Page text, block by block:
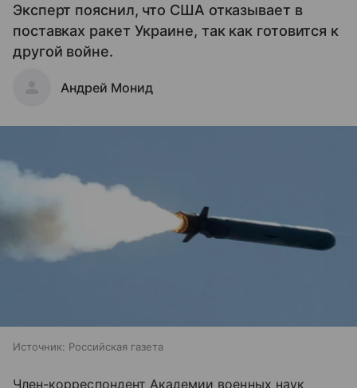
Эксперт пояснил, что США отказывает в
поставках ракет Украине, так как готовится к
другой войне.
Андрей Монид
Источник: Российская газета
Член-корреспондент Академии военных наук